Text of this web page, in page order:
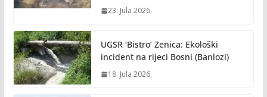
23. Jula 2026.
UGSR ‘Bistro’ Zenica: Ekološki
incident na rijeci Bosni (Banlozi)
18. Jula 2026.